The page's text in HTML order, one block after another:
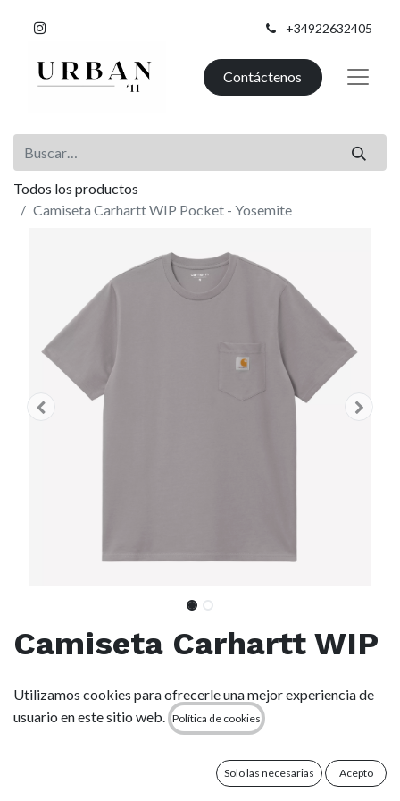
+34922632405
Contáctenos
Todos los productos
Camiseta Carhartt WIP Pocket - Yosemite
Camiseta Carhartt WIP
Pocket - Yosemite
(0 reseña)
algodón y presenta un bolsillo en el pecho rematado con una
clásica etiqueta tejida de Carhartt WIP.
Utilizamos cookies para ofrecerle una mejor experiencia de
usuario en este sitio web.
Política de cookies
Solo las necesarias Acepto